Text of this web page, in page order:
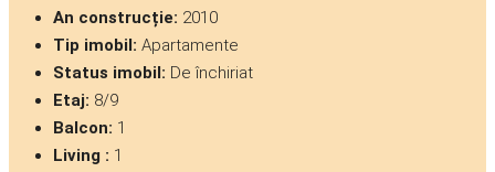
An construcție: 2010
Tip imobil: Apartamente
Status imobil: De închiriat
Etaj: 8/9
Balcon: 1
Living : 1